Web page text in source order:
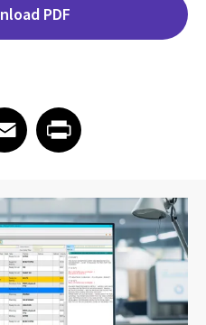
PDF
on EmailEmailShare on Print